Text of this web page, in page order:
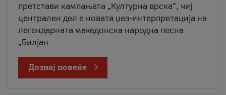
претстави кампањата „Културна врска“, чиј
централен дел е новата џез-интерпретација на
легендарната македонска народна песна
„Билјан
Дознај повеќе